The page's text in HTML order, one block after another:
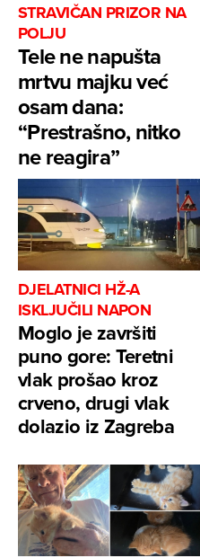
STRAVIČAN PRIZOR NA
POLJU
Tele ne napušta
mrtvu majku već
osam dana:
“Prestrašno, nitko
ne reagira”
DJELATNICI HŽ-A
ISKLJUČILI NAPON
Moglo je završiti
puno gore: Teretni
vlak prošao kroz
crveno, drugi vlak
dolazio iz Zagreba